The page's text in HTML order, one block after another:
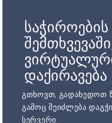
საჭიროების
დაქირავება
გთხოვთ, გადახედოთ
გამოც შეიძლება
სერვერი.